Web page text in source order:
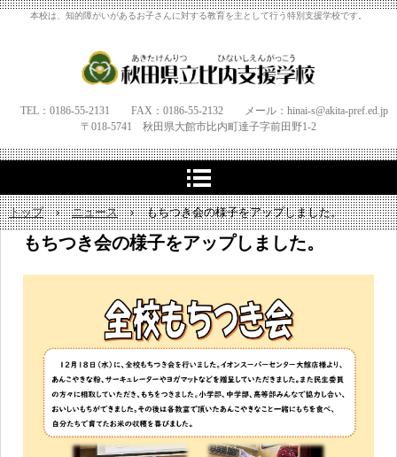
本校は、知的障がいがあるお子さんに対する教育を主として行う特別支援学校です。
TEL：0186-55-2131 FAX：0186-55-2132 メール：hinai-s@akita-pref.ed.jp
〒018-5741 秋田県大館市比内町達子字前田野1‐2
トップ › ニュース › もちつき会の様子をアップしました。
もちつき会の様子をアップしました。